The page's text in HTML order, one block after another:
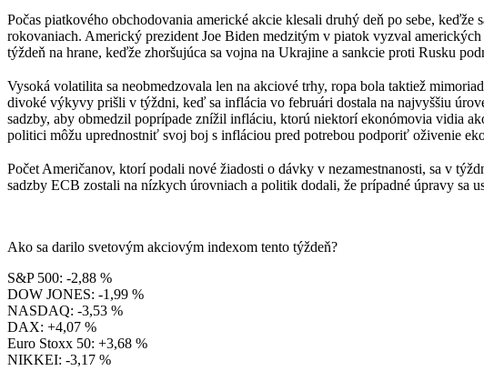
Počas piatkového obchodovania americké akcie klesali druhý deň po sebe,
rokovaniach. Americký prezident Joe Biden medzitým v piatok vyzval
týždeň na hrane, keďže zhoršujúca sa vojna na Ukrajine a sankcie proti Rusku
Vysoká volatilita sa neobmedzovala len na akciové trhy, ropa bola taktiež
divoké výkyvy prišli v týždni, keď sa inflácia vo februári dostala na najvyššiu
sadzby, aby obmedzil poprípade znížil infláciu, ktorú niektorí ekonómovia vidia
politici môžu uprednostniť svoj boj s infláciou pred potrebou podporiť oživenie
Počet Američanov, ktorí podali nové žiadosti o dávky v nezamestnanosti, sa v
sadzby ECB zostali na nízkych úrovniach a politik dodali, že prípadné úpravy sa
Ako sa darilo svetovým akciovým indexom tento týždeň?
S&P 500: -2,88 %
DOW JONES: -1,99 %
NASDAQ: -3,53 %
DAX: +4,07 %
Euro Stoxx 50: +3,68 %
NIKKEI: -3,17 %